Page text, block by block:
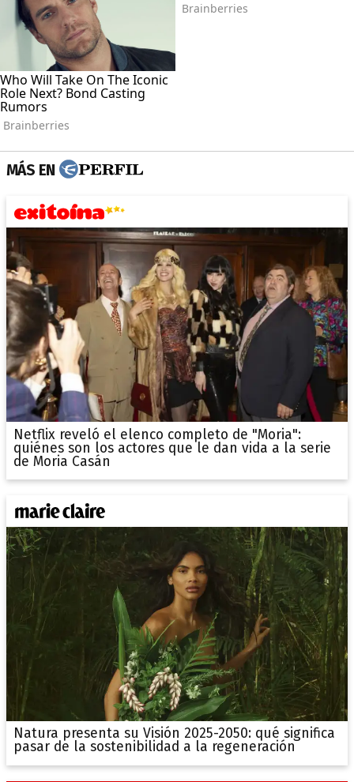
MÁS EN
Netflix reveló el elenco completo de "Moria":
quiénes son los actores que le dan vida a la serie
de Moria Casán
Natura presenta su Visión 2025-2050: qué significa
pasar de la sostenibilidad a la regeneración